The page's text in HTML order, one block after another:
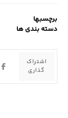
برچسبها
دسته بندی ها